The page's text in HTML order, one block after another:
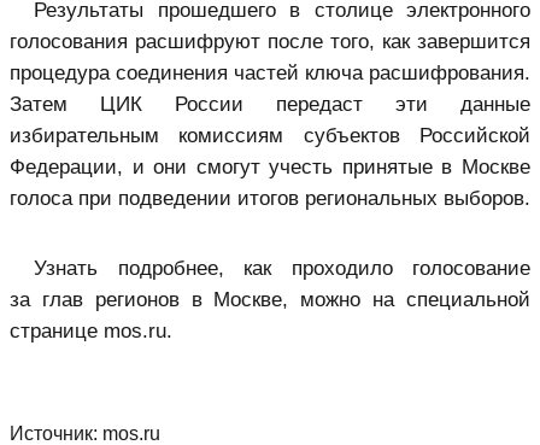
Результаты прошедшего в столице электронного
голосования расшифруют после того, как завершится
процедура соединения частей ключа расшифрования.
Затем ЦИК России передаст эти данные
избирательным комиссиям субъектов Российской
Федерации, и они смогут учесть принятые в Москве
голоса при подведении итогов региональных выборов.
Узнать подробнее, как проходило голосование
за глав регионов в Москве, можно на специальной
странице mos.ru.
Источник: mos.ru